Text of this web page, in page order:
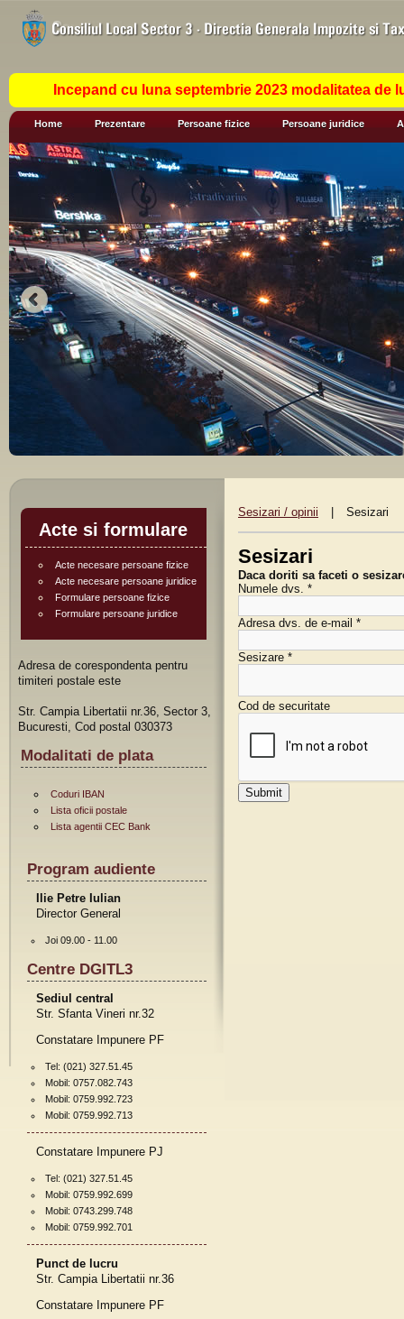
Incepand cu luna septembrie 2023 modalitatea
Home Prezentare Persoane fizice Persoane juridice
Acte si formulare
Acte necesare persoane fizice
Acte necesare persoane juridice
Formulare persoane fizice
Formulare persoane juridice
Adresa de corespondenta pentru
timiteri postale este
Str. Campia Libertatii nr.36, Sector 3,
Bucuresti, Cod postal 030373
Modalitati de plata
Coduri IBAN
Lista oficii postale
Lista agentii CEC Bank
Program audiente
Ilie Petre Iulian
Director General
Joi 09.00 - 11.00
Centre DGITL3
Sediul central
Str. Sfanta Vineri nr.32
Constatare Impunere PF
Tel: (021) 327.51.45
Mobil: 0757.082.743
Mobil: 0759.992.723
Mobil: 0759.992.713
Constatare Impunere PJ
Tel: (021) 327.51.45
Mobil: 0759.992.699
Mobil: 0743.299.748
Mobil: 0759.992.701
Punct de lucru
Str. Campia Libertatii nr.36
Constatare Impunere PF
Sesizari / opinii Sesizari
Sesizari
Daca doriti sa faceti o
Numele dvs. *
Adresa dvs. de e-mail *
Sesizare *
Cod de securitate